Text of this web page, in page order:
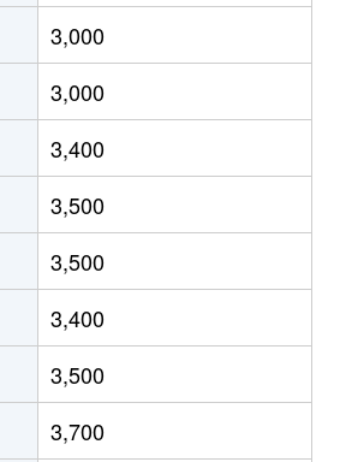
万円
万円
万円
万円
万円
万円
万円
万円
3,000
3,000
3,400
3,500
3,500
3,400
3,500
3,700